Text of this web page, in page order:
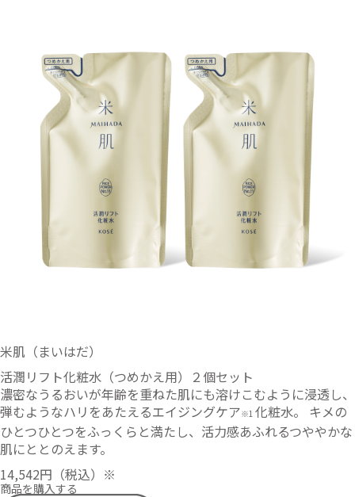
米肌（まいはだ）
活潤リフト化粧水（つめかえ用）２個セット
濃密なうるおいが年齢を重ねた肌にも溶けこむように浸透し、
弾むようなハリをあたえるエイジングケア※1 化粧水。 キメの
ひとつひとつをふっくらと満たし、活力感あふれるつややかな
肌にととのえます。
14,542円 （税込）※
商品を購入する